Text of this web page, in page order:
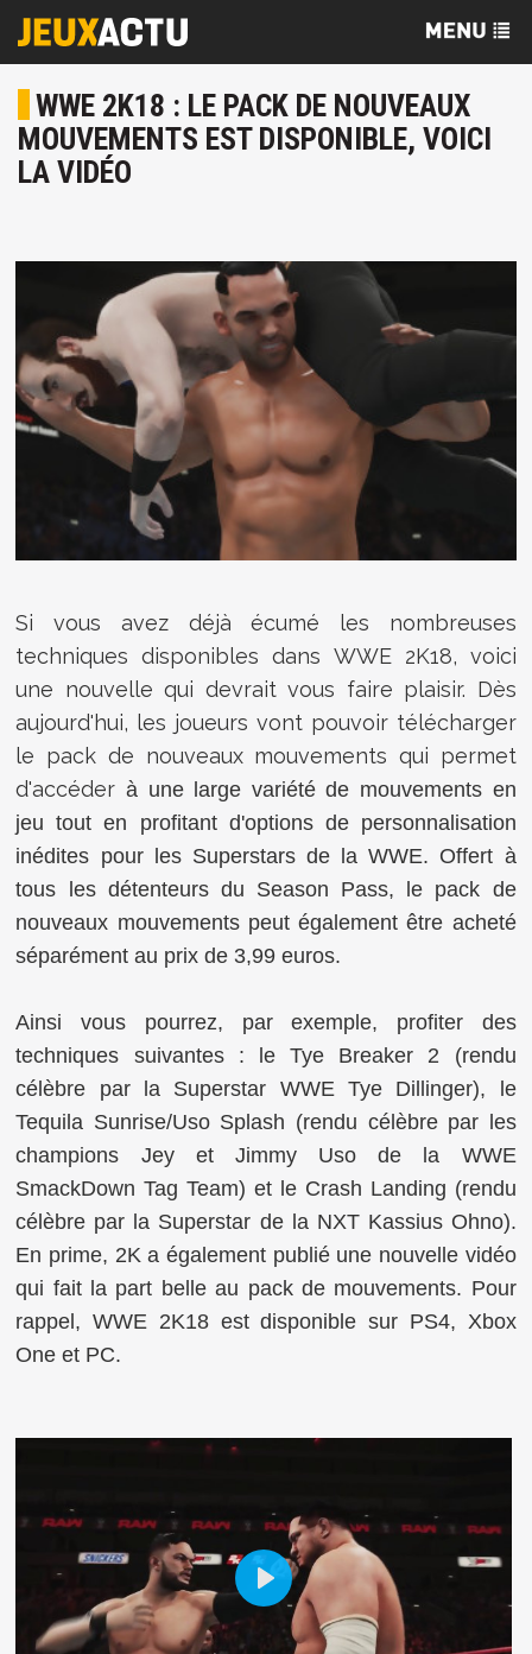
WWE 2K18 : LE PACK DE NOUVEAUX
MOUVEMENTS EST DISPONIBLE, VOICI
LA VIDÉO
Si vous avez déjà écumé les nombreuses
techniques disponibles dans WWE 2K18, voici
une nouvelle qui devrait vous faire plaisir. Dès
aujourd'hui, les joueurs vont pouvoir télécharger
le pack de nouveaux mouvements qui permet
d'accéder à une large variété de mouvements en
jeu tout en profitant d'options de personnalisation
inédites pour les Superstars de la WWE. Offert à
tous les détenteurs du Season Pass, le pack de
nouveaux mouvements peut également être acheté
séparément au prix de 3,99 euros.
Ainsi vous pourrez, par exemple, profiter des
techniques suivantes : le Tye Breaker 2 (rendu
célèbre par la Superstar WWE Tye Dillinger), le
Tequila Sunrise/Uso Splash (rendu célèbre par les
champions Jey et Jimmy Uso de la WWE
SmackDown Tag Team) et le Crash Landing (rendu
célèbre par la Superstar de la NXT Kassius Ohno).
En prime, 2K a également publié une nouvelle vidéo
qui fait la part belle au pack de mouvements. Pour
rappel, WWE 2K18 est disponible sur PS4, Xbox
One et PC.